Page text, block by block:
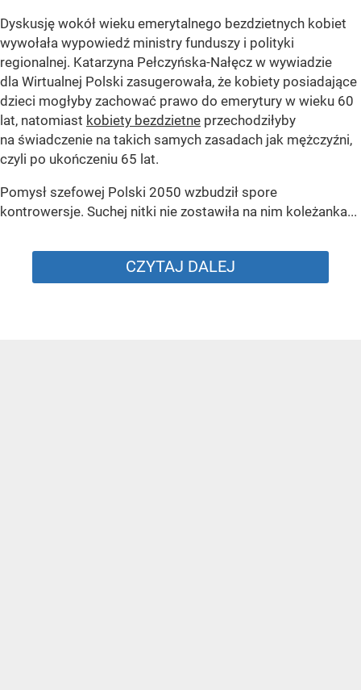
Dyskusję wokół wieku emerytalnego bezdzietnych kobiet
wywołała wypowiedź ministry funduszy i polityki
regionalnej. Katarzyna Pełczyńska-Nałęcz w wywiadzie
dla Wirtualnej Polski zasugerowała, że kobiety posiadające
dzieci mogłyby zachować prawo do emerytury w wieku 60
lat, natomiast kobiety bezdzietne przechodziłyby
na świadczenie na takich samych zasadach jak mężczyźni,
czyli po ukończeniu 65 lat.
Pomysł szefowej Polski 2050 wzbudził spore
kontrowersje. Suchej nitki nie zostawiła na nim koleżanka...
CZYTAJ DALEJ